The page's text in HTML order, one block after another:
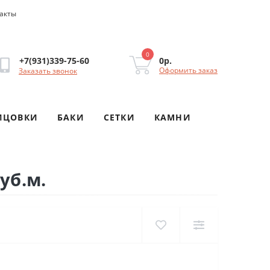
+7(931)339-75-60
Заказать звонок
0
0р.
Оформить заказ
БАКИ СЕТКИ КАМНИ